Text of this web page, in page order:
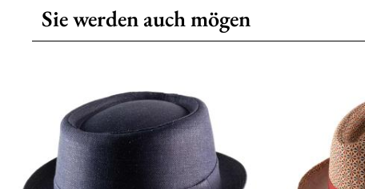
Sie werden auch mögen